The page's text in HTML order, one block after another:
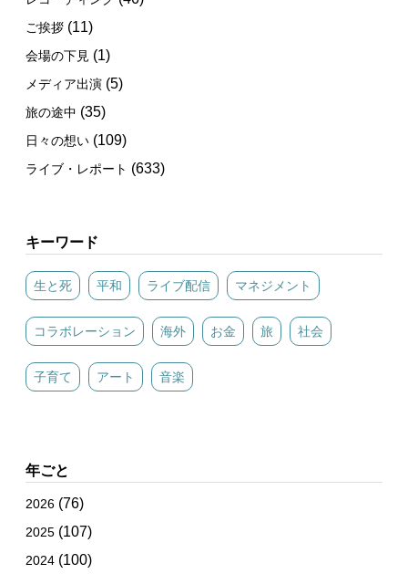
ご挨拶 (11)
会場の下見 (1)
メディア出演 (5)
旅の途中 (35)
日々の想い (109)
ライブ・レポート (633)
キーワード
生と死 平和 ライブ配信 マネジメント
コラボレーション 海外 お金 旅 社会
子育て アート 音楽
年ごと
2026 (76)
2025 (107)
2024 (100)